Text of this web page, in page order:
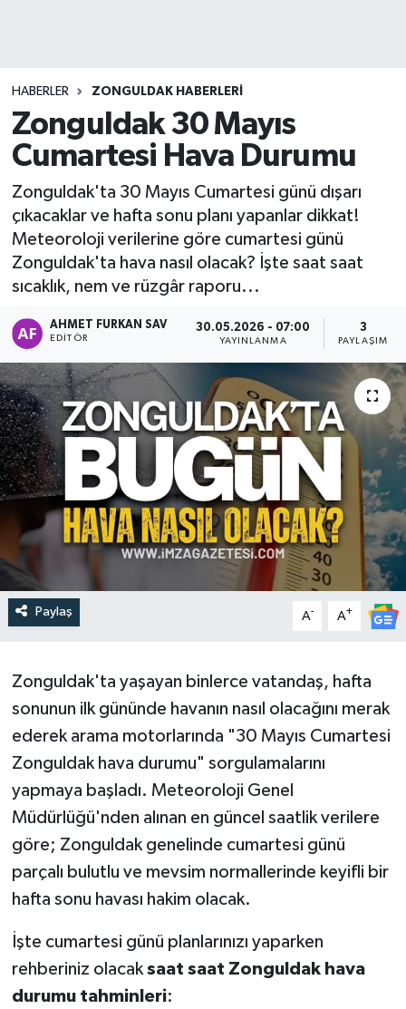
HABERLER ZONGULDAK HABERLERI
Zonguldak 30 Mayıs
Cumartesi Hava Durumu
Zonguldak'ta 30 Mayıs Cumartesi günü dışarı
çıkacaklar ve hafta sonu planı yapanlar dikkat!
Meteoroloji verilerine göre cumartesi günü
Zonguldak'ta hava nasıl olacak? İşte saat saat
sıcaklık, nem ve rüzgâr raporu...
AHMET FURKAN SAV
EDITÖR
30.05.2026 - 07:00
YAYINLANMA
3
PAYLAŞIM
Paylaş A- A+
Zonguldak'ta yaşayan binlerce vatandaş, hafta
sonunun ilk gününde havanın nasıl olacağını merak
ederek arama motorlarında "30 Mayıs Cumartesi
Zonguldak hava durumu" sorgulamalarını
yapmaya başladı. Meteoroloji Genel
Müdürlüğü'nden alınan en güncel saatlik verilere
göre; Zonguldak genelinde cumartesi günü
parçalı bulutlu ve mevsim normallerinde keyifli bir
hafta sonu havası hakim olacak.
İşte cumartesi günü planlarınızı yaparken
rehberiniz olacaksaat saat Zonguldak hava
durumu tahminleri:
EREĞLİ
GÖKÇEBEY
KARABÜK
KASTAMONU